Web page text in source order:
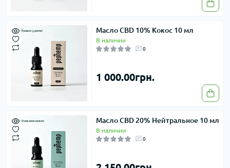
Масло CBD 10% Кокос 10 мл
В наличии
0
1 000.00грн.
Масло CBD 20% Нейтральное 10 мл
В наличии
0